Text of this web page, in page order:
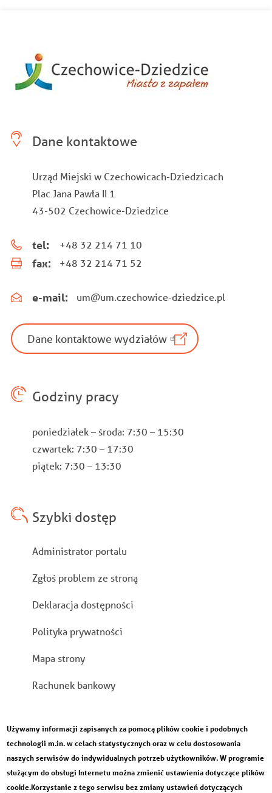
Dane kontaktowe
Urząd Miejski w Czechowicach-Dziedzicach
Plac Jana Pawła II 1
43-502 Czechowice-Dziedzice
tel: +48 32 214 71 10
fax: +48 32 214 71 52
e-mail: um@um.czechowice-dziedzice.pl
Dane kontaktowe wydziałów
Godziny pracy
poniedziałek – środa: 7:30 – 15:30
czwartek: 7:30 – 17:30
piątek: 7:30 – 13:30
Szybki dostęp
Stopka
Administrator portalu
Zgłoś problem ze stroną
Deklaracja dostępności
Polityka prywatności
Mapa strony
Rachunek bankowy
Używamy informacji zapisanych za pomocą plików cookie i podobnych
technologii m.in. w celach statystycznych oraz w celu dostosowania
naszych serwisów do indywidualnych potrzeb użytkowników. W programie
służącym do obsługi Internetu można zmienić ustawienia dotyczące plików
cookie.Korzystanie z tego serwisu bez zmiany ustawień dotyczących